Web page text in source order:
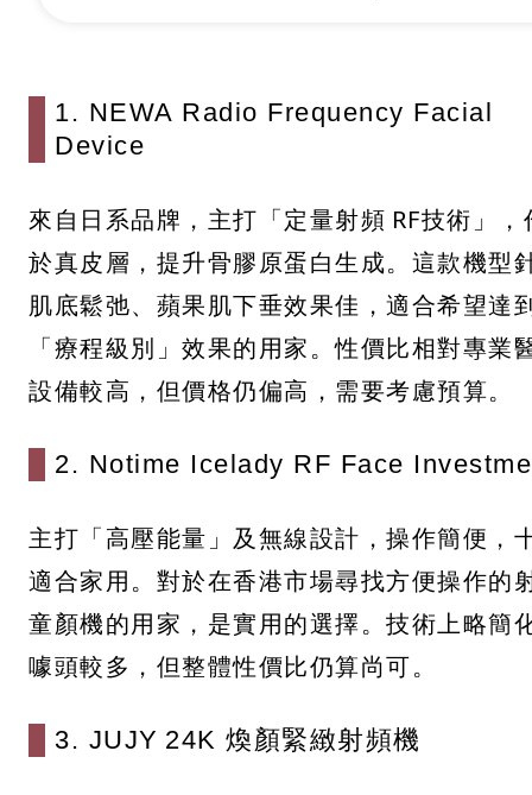
1. NEWA Radio Frequency Facial
Device
來自日系品牌，主打「定量射頻 RF技術」，
於真皮層，提升骨膠原蛋白生成。這款機型
肌底鬆弛、蘋果肌下垂效果佳，適合希望達
「療程級別」效果的用家。性價比相對專業
設備較高，但價格仍偏高，需要考慮預算。
2. Notime Icelady RF Face
主打「高壓能量」及無線設計，操作簡便，
適合家用。對於在香港市場尋找方便操作的
童顏機的用家，是實用的選擇。技術上略簡
噱頭較多，但整體性價比仍算尚可。
3. JUJY 24K 煥顏緊緻射頻機